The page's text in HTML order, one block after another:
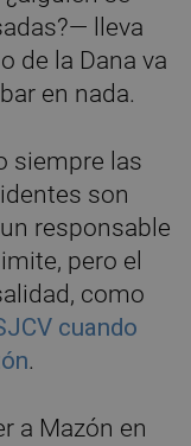
lleva
de la Dana va
en nada.
siempre las
son
responsable
pero el
como
cuando
.
a Mazón en